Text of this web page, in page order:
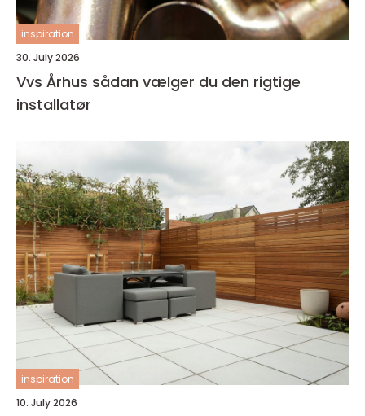
inspiration
30. July 2026
Vvs Århus sådan vælger du den rigtige
installatør
inspiration
10. July 2026